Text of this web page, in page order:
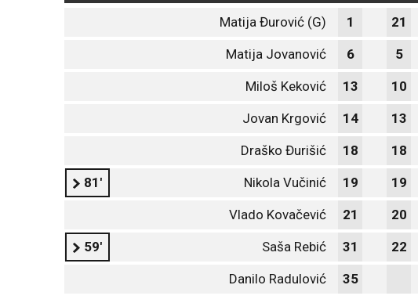
Matija Đurović (G)
1 21
Matija Jovanović 6 5
Miloš Keković 13 10
Jovan Krgović 14 13
Draško Đurišić 18 18
81' Nikola Vučinić 19 19
Vlado Kovačević 21 20
59' Saša Rebić 31 22
Danilo Radulović 35